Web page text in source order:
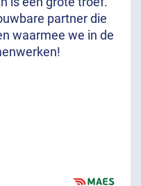
partner die
waarmee we in de